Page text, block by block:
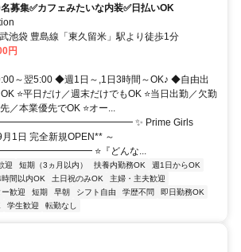
募集✅カフェみたいな内装✅日払いOK
池袋 豊島線「東久留米」駅より徒歩1分
円
～翌5:00 ◆週1日～,1日3時間～OK♪ ◆自由出
⭐平日だけ／週末だけでもOK ⭐当日出勤／欠勤
／本業優先でOK ⭐オー...
✨ Prime Girls
1日 完全新規OPEN** ～
⭐『どんな...
迎 短期（3ヵ月以内） 扶養内勤務OK
週1日からOK
間以内OK 土日祝のみOK
主婦・主夫歓迎
歓迎 短期 早朝 シフト自由 学歴不問
即日勤務OK
学生歓迎 転勤なし